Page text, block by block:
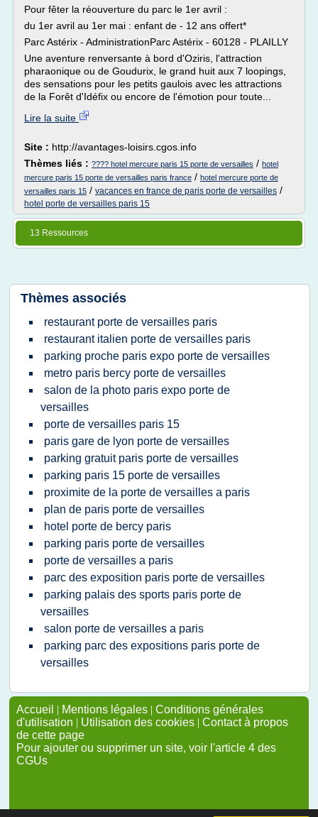
Pour fêter la réouverture du parc le 1er avril :
du 1er avril au 1er mai : enfant de - 12 ans offert*
Parc Astérix - AdministrationParc Astérix - 60128 - PLAILLY
Une aventure renversante à bord d'Oziris, l'attraction
pharaonique ou de Goudurix, le grand huit aux 7 loopings,
des sensations pour les petits gaulois avec les attractions
de la Forêt d'Idéfix ou encore de l'émotion pour toute...
Lire la suite
Site : http://avantages-loisirs.cgos.info
Thèmes liés : ???? hotel mercure paris 15 porte de versailles / hotel
mercure paris 15 porte de versailles paris france / hotel mercure porte de
versailles paris 15 / vacances en france de paris porte de versailles /
hotel porte de versailles paris 15
13 Ressources
Thèmes associés
restaurant porte de versailles paris
restaurant italien porte de versailles paris
parking proche paris expo porte de versailles
metro paris bercy porte de versailles
salon de la photo paris expo porte de
versailles
porte de versailles paris 15
paris gare de lyon porte de versailles
parking gratuit paris porte de versailles
parking paris 15 porte de versailles
proximite de la porte de versailles a paris
plan de paris porte de versailles
hotel porte de bercy paris
parking paris porte de versailles
porte de versailles a paris
parc des exposition paris porte de versailles
parking palais des sports paris porte de
versailles
salon porte de versailles a paris
parking parc des expositions paris porte de
versailles
Accueil | Mentions légales | Conditions générales
d'utilisation | Utilisation des cookies | Contact à propos
de cette page
Pour ajouter ou supprimer un site, voir l'article 4 des
CGUs